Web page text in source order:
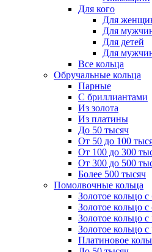
Для кого
Для
Для
Для детей
Для
Все кольца
Обручальные кольца
Парные
С бриллиантами
Из золота
Из платины
До 50 тысяч
От 50 до 100
От 100 до 300
От 300 до 500
Более 500 тысяч
Помолвочные кольца
Золотое кольцо
Золотое кольцо
Золотое кольцо
Золотое кольцо
Платиновое